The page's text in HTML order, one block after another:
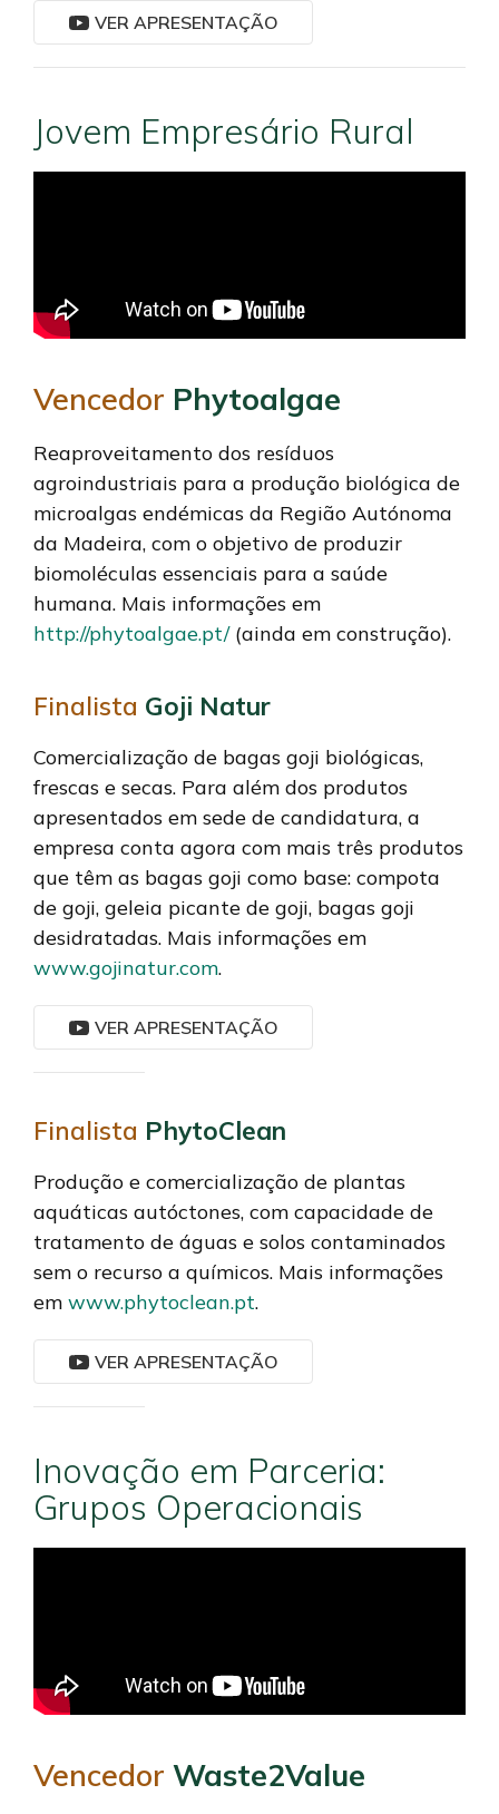
VER APRESENTAÇÃO
Jovem Empresário Rural
Vencedor Phytoalgae
Reaproveitamento dos resíduos
agroindustriais para a produção biológica de
microalgas endémicas da Região Autónoma
da Madeira, com o objetivo de produzir
biomoléculas essenciais para a saúde
humana. Mais informações em
http://phytoalgae.pt/(ainda em construção).
Finalista Goji Natur
Comercialização de bagas goji biológicas,
frescas e secas. Para além dos produtos
apresentados em sede de candidatura, a
empresa conta agora com mais três produtos
que têm as bagas goji como base: compota
de goji, geleia picante de goji, bagas goji
desidratadas. Mais informações em
www.gojinatur.com.
VER APRESENTAÇÃO
Finalista PhytoClean
Produção e comercialização de plantas
aquáticas autóctones, com capacidade de
tratamento de águas e solos contaminados
sem o recurso a químicos. Mais informações
em www.phytoclean.pt.
VER APRESENTAÇÃO
Inovação em Parceria:
Grupos Operacionais
Vencedor Waste2Value